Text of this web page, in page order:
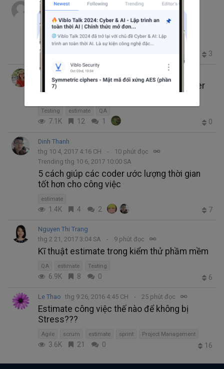
Nguyen Anh Tuan
thg 4 28, 2018 4:43 SA
Nhận thức cần có về Estimate
Estimate Document estimate
3
Trang Vũ thg 10 10, 2017 9:42 SA
Software Test Estimation - Bắt buộc tester
Testing estimate QA
7.1K 12 1 0
Dinh Thanh
thg 10 4, 2017 4:16 CH
10 phút đọc
Trending thg 10 6, 2017 10:00 SA
5 cách giúp các coder ước lượng thời gian
tốt hơn cho công việc
estimate
1.4K 4 2 7
Nguyen Thi Trang
thg 2 21, 2017 3:04 SA
9 phút đọc
Kĩ thuật estimate trong kiểm thử phầm mềm
QA estimate Testing
6.9K 8 0 6
Le Thao thg 9 26, 2016 4:45 CH 25 phút đọc
Estimate công việc thế nào để không bị
Stress???
Agile scrum estimate sprint Project Management
3.6K 21 0 16